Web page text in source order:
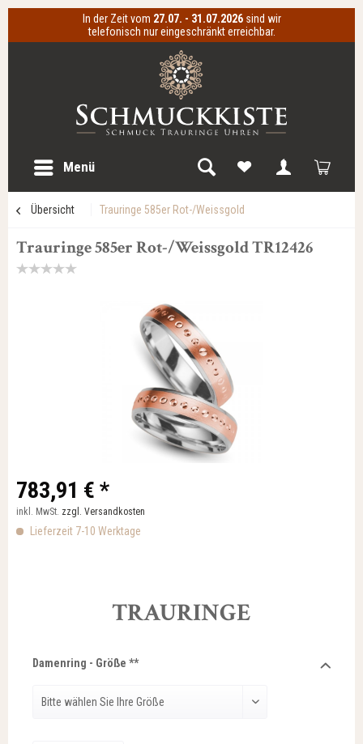
In der Zeit vom 27.07. - 31.07.2026 sind wir
telefonisch nur eingeschränkt erreichbar.
Menü
Übersicht Trauringe 585er Rot-/Weissgold
Trauringe 585er Rot-/Weissgold TR12426
783,91 € *
inkl. MwSt. zzgl. Versandkosten
Lieferzeit 7-10 Werktage
TRAURINGE
Damenring - Größe **